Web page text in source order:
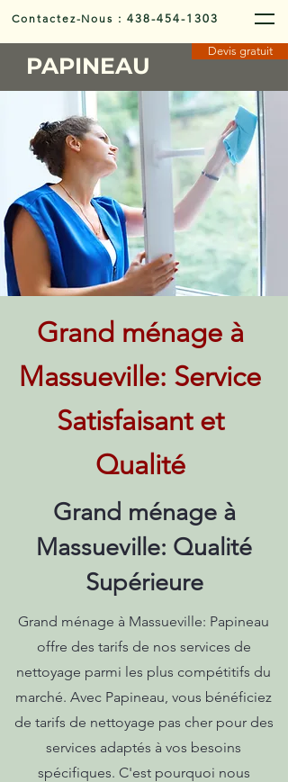
Contactez-Nous :438-454-1303
PAPINEAU
Devis gratuit
Grand ménage à
Massueville: Service
Satisfaisant et
Qualité
Grand ménage à
Massueville: Qualité
Supérieure
Grand ménage à Massueville: Papineau
offre des tarifs de nos services de
nettoyage parmi les plus compétitifs du
marché. Avec Papineau, vous bénéficiez
de tarifs de nettoyage pas cher pour des
services adaptés à vos besoins
spécifiques. C'est pourquoi nous